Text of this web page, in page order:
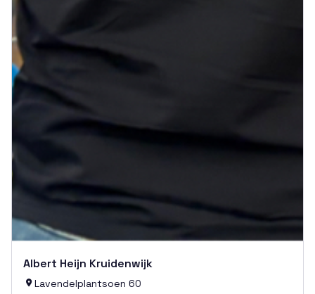
Albert Heijn Kruidenwijk
 Lavendelplantsoen 60